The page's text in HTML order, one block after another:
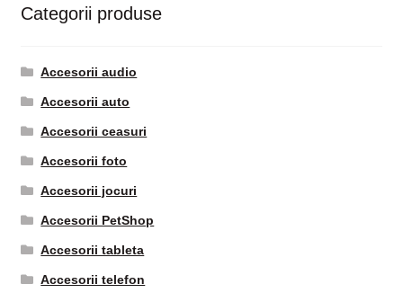
Categorii produse
Accesorii audio
Accesorii auto
Accesorii ceasuri
Accesorii foto
Accesorii jocuri
Accesorii PetShop
Accesorii tableta
Accesorii telefon